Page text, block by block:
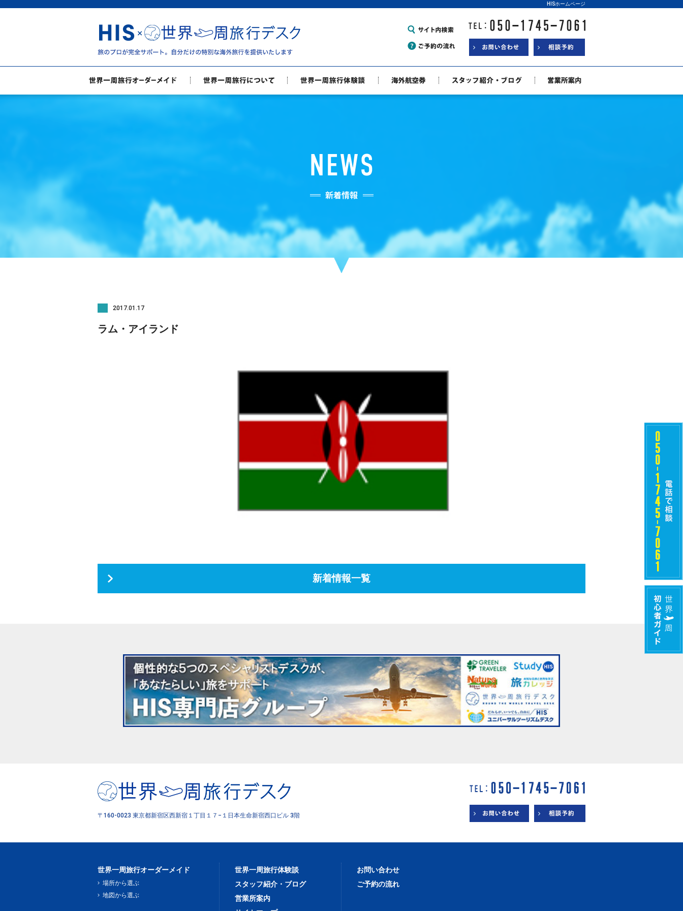
HISホームページ
2017.01.17
ラム・アイランド
新着情報一覧
〒160-0023 東京都新宿区西新宿１丁目１７−１ 日本生命新宿西口ビル 3階
世界一周旅行オーダーメイド
場所から選ぶ
地図から選ぶ
世界一周旅行体験談
スタッフ紹介・ブログ
営業所案内
お問い合わせ
ご予約の流れ